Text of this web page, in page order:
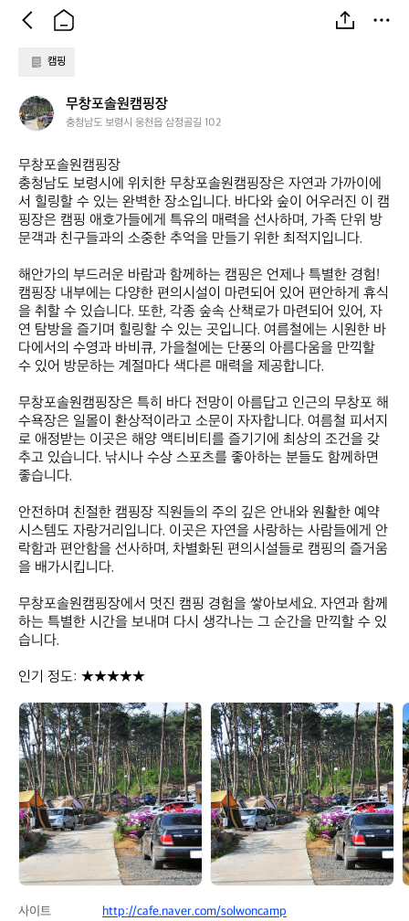
캠핑
무
창
솔
원
캠
핑
장
무창포솔원캠핑장
충청남도 보령시 웅천읍 삼정골길 102
무창포솔원캠핑장
충청남도 보령시에 위치한 무창포솔원캠핑장은 자연과 가까이에
서 힐링할 수 있는 완벽한 장소입니다. 바다와 숲이 어우러진 이 캠
핑장은 캠핑 애호가들에게 특유의 매력을 선사하며, 가족 단위 방
문객과 친구들과의 소중한 추억을 만들기 위한 최적지입니다.
해안가의 부드러운 바람과 함께하는 캠핑은 언제나 특별한 경험!
캠핑장 내부에는 다양한 편의시설이 마련되어 있어 편안하게 휴식
을 취할 수 있습니다. 또한, 각종 숲속 산책로가 마련되어 있어, 자
연 탐방을 즐기며 힐링할 수 있는 곳입니다. 여름철에는 시원한 바
다에서의 수영과 바비큐, 가을철에는 단풍의 아름다움을 만끽할
수 있어 방문하는 계절마다 색다른 매력을 제공합니다.
무창포솔원캠핑장은 특히 바다 전망이 아름답고 인근의 무창포 해
수욕장은 일몰이 환상적이라고 소문이 자자합니다. 여름철 피서지
로 애정받는 이곳은 해양 액티비티를 즐기기에 최상의 조건을 갖
추고 있습니다. 낚시나 수상 스포츠를 좋아하는 분들도 함께하면
좋습니다.
안전하며 친절한 캠핑장 직원들의 주의 깊은 안내와 원활한 예약
시스템도 자랑거리입니다. 이곳은 자연을 사랑하는 사람들에게 안
락함과 편안함을 선사하며, 차별화된 편의시설들로 캠핑의 즐거움
을 배가시킵니다.
무창포솔원캠핑장에서 멋진 캠핑 경험을 쌓아보세요. 자연과 함께
하는 특별한 시간을 보내며 다시 생각나는 그 순간을 만끽할 수 있
습니다.
인기 정도: ★★★★★
무
창
포
솔
원
캠
핑
장
무
창
포
솔
원
캠
핑
장
사이트
http://cafe.naver.com/solwoncamp